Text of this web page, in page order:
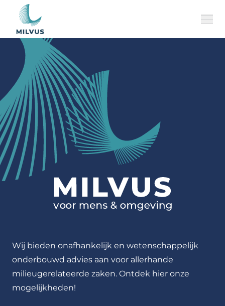
Over ons
Onze merken
MILVUS Perspectief
Historiek
Jobs
Team
Wij bieden onafhankelijk en wetenschappelijk
onderbouwd advies aan voor allerhande
milieugerelateerde zaken. Ontdek hier onze
mogelijkheden!